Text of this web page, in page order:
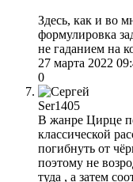
Здесь, как и во
формулировка
не гаданием на
27 марта 2022
0
Ser1405
В жанре Цирце
классической
погибнуть от
поэтому не
туда , а затем